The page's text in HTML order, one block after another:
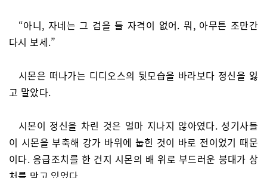
“아니, 자네는 그 검을 들 자격이 없어. 뭐, 아무튼 조만간
다시 보세.”
시몬은 떠나가는 디디오스의 뒷모습을 바라보다 정신을 잃
고 말았다.
시몬이 정신을 차린 것은 얼마 지나지 않아였다. 성기사들
이 시몬을 부축해 강가 바위에 눕힌 것이 바로 전이었기 때문
이다. 응급조치를 한 건지 시몬의 배 위로 부드러운 붕대가 상